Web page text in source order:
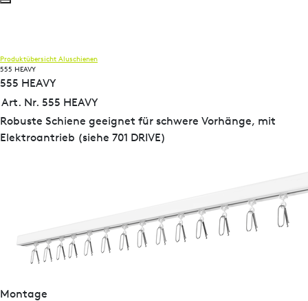
Produktübersicht Aluschienen
555 HEAVY
555 HEAVY
Art. Nr. 555 HEAVY
Robuste Schiene geeignet für schwere Vorhänge, mit
Elektroantrieb (siehe 701 DRIVE)
Montage